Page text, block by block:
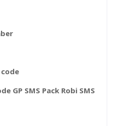
GP SMS Pack Robi SMS